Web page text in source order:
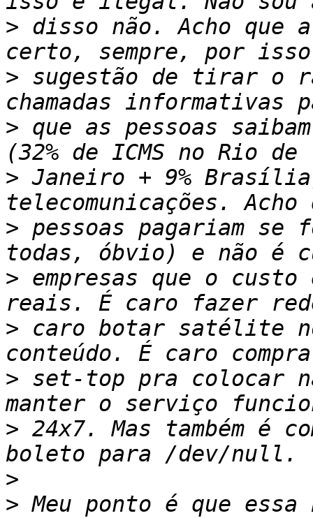
> disso não. Acho que
> sugestão de tirar o
> que as pessoas
> Janeiro + 9%
> pessoas pagariam se
> empresas que o
> caro botar satélite
> set-top pra colocar
> 24x7. Mas também é
>
> Meu ponto é que